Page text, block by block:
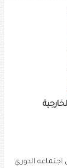
اجتماعه الدوري